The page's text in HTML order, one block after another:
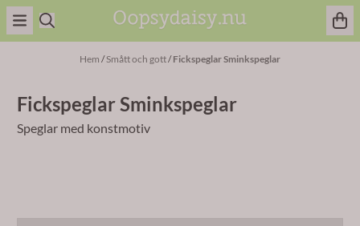
Hoppa till innehåll
Hem /Smått och gott/Fickspeglar Sminkspeglar
Fickspeglar Sminkspeglar
Speglar med konstmotiv